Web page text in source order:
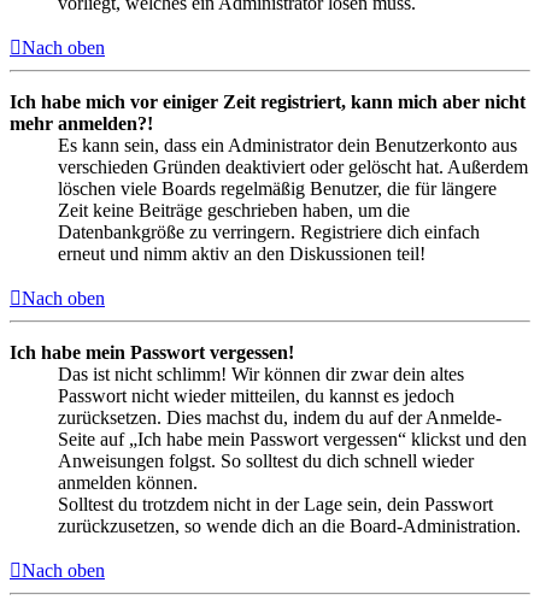
Nach oben
Ich habe mich vor einiger Zeit registriert, kann mich aber nicht
mehr anmelden?!
Es kann sein, dass ein Administrator dein Benutzerkonto aus
verschieden Gründen deaktiviert oder gelöscht hat. Außerdem
löschen viele Boards regelmäßig Benutzer, die für längere
Zeit keine Beiträge geschrieben haben, um die
Datenbankgröße zu verringern. Registriere dich einfach
erneut und nimm aktiv an den Diskussionen teil!
Nach oben
Ich habe mein Passwort vergessen!
Das ist nicht schlimm! Wir können dir zwar dein altes
Passwort nicht wieder mitteilen, du kannst es jedoch
zurücksetzen. Dies machst du, indem du auf der Anmelde-
Seite auf „Ich habe mein Passwort vergessen“ klickst und den
Anweisungen folgst. So solltest du dich schnell wieder
anmelden können.
Solltest du trotzdem nicht in der Lage sein, dein Passwort
zurückzusetzen, so wende dich an die Board-Administration.
Nach oben